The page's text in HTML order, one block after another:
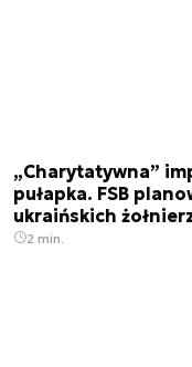
„Charytatywna”
pułapka. FSB
ukraińskich
2 min.